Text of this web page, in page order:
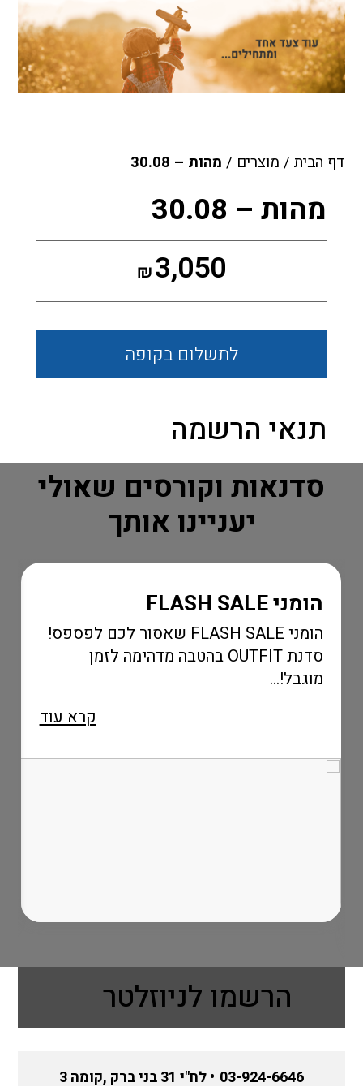
דף הבית / מוצרים / מהות – 30.08
מהות – 30.08
₪3,050
לתשלום בקופה
תנאי הרשמה
סדנאות וקורסים שאולי
יעניינו אותך
הומני FLASH SALE
הומני FLASH SALE שאסור לכם לפספס!
סדנת OUTFIT בהטבה מדהימה לזמן
מוגבל!...
קרא עוד
הרשמו לניוזלטר
03-924-6646 • לח"י 31 בני ברק ,קומה 3